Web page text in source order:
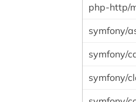
php-http/
symfony/
symfony/
symfony/